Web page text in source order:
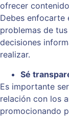
ofrecer
Debes enfocarte
problemas de
decisiones
realizar.
Sé
Es importante
relación con los
promocionando